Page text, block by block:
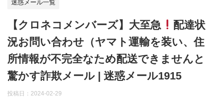
迷惑メール一覧
【クロネコメンバーズ】大至急
配達状
況お問い合わせ（ヤマト運輸を装い、住
所情報が不完全なため配送できませんと
驚かす詐欺メール | 迷惑メール1915
投稿日： 2024-02-29